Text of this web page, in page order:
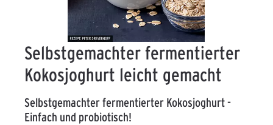
Selbstgemachter fermentierter
Kokosjoghurt leicht gemacht
Selbstgemachter fermentierter Kokosjoghurt -
Einfach und probiotisch!